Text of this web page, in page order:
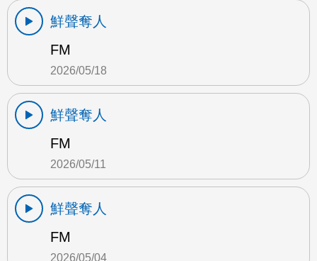
鮮聲奪人
FM
2026/05/18
鮮聲奪人
FM
2026/05/11
鮮聲奪人
FM
2026/05/04